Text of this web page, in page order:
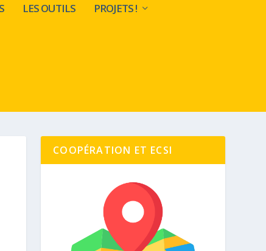
LES OUTILS PROJETS !
COOPÉRATION ET ECSI